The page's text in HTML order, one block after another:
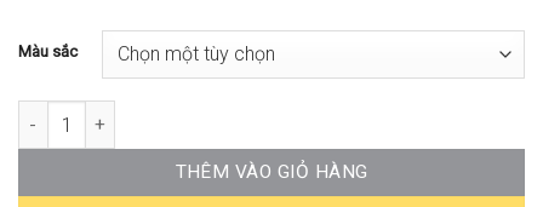
Màu sắc
Ghế Bàn Làm Việc Nhỏ Gọn Chân Xoay AK-WC4388 số lượng
THÊM VÀO GIỎ HÀNG